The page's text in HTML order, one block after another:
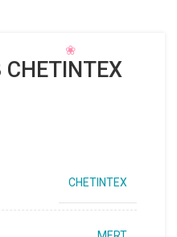
CHETINTEX